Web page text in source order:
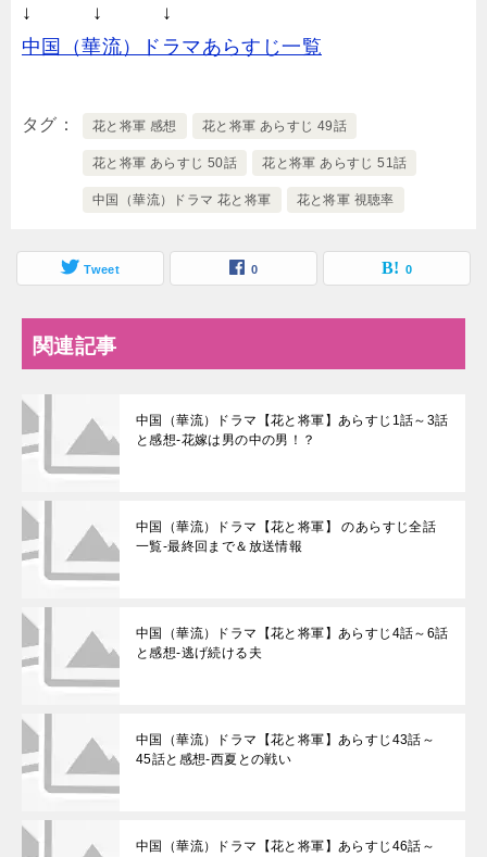
↓ ↓ ↓
中国（華流）ドラマあらすじ一覧
タグ 花と将軍 感想 花と将軍 あらすじ 49話
花と将軍 あらすじ 50話 花と将軍 あらすじ 51話
中国（華流）ドラマ 花と将軍 花と将軍 視聴率
Tweet 0 0
関連記事
中国（華流）ドラマ【花と将軍】あらすじ1話～3話
と感想-花嫁は男の中の男！？
中国（華流）ドラマ【花と将軍】 のあらすじ全話
一覧-最終回まで＆放送情報
中国（華流）ドラマ【花と将軍】あらすじ4話～6話
と感想-逃げ続ける夫
中国（華流）ドラマ【花と将軍】あらすじ43話～
45話と感想-西夏との戦い
中国（華流）ドラマ【花と将軍】あらすじ46話～